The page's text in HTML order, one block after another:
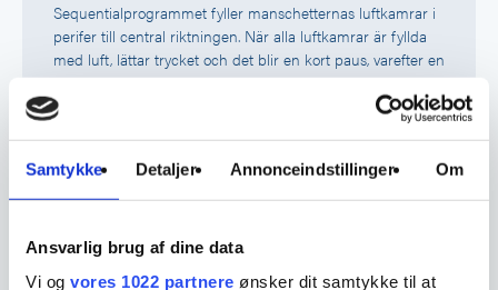
Samtykke Detaljer Annonceindstillinger Om
Ansvarlig brug af dine data
Vi og vores 1022 partnere ønsker dit samtykke til at
Sequentialprogrammet fyller manschetternas luftkamrar i
perifer till central riktningen. När alla luftkamrar är fyllda
med luft, lättar trycket och det blir en kort paus, varefter en
ny inflationsperiod startar.
behöver kompression under längre tid i de perifera
delarna av kroppen, samt en kompression som är mer